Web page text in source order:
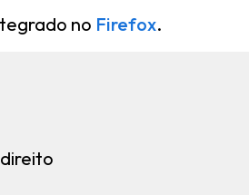
no Firefox.